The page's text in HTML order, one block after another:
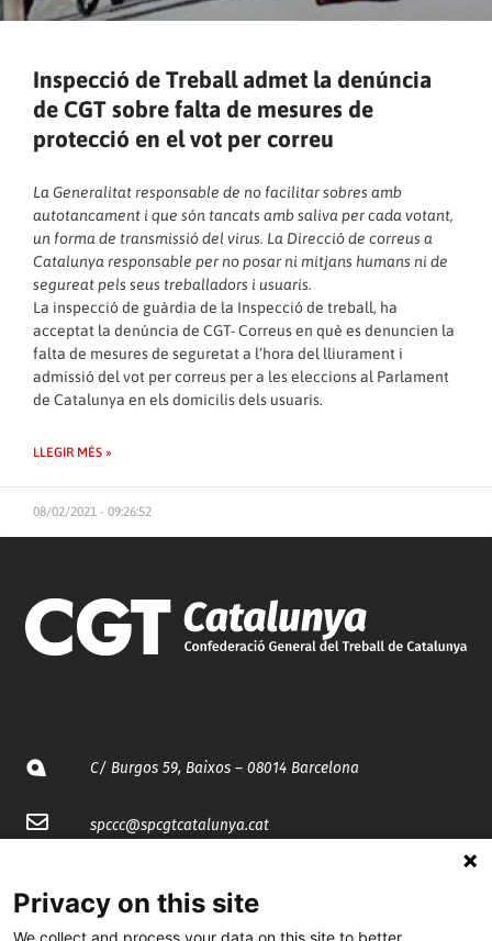
Inspecció de Treball admet la denúncia
de CGT sobre falta de mesures de
protecció en el vot per correu
La Generalitat responsable de no facilitar sobres amb
autotancament i que són tancats amb saliva per cada votant,
un forma de transmissió del virus. La Direcció de correus a
Catalunya responsable per no posar ni mitjans humans ni de
segureat pels seus treballadors i usuaris.
La inspecció de guàrdia de la Inspecció de treball, ha
acceptat la denúncia de CGT- Correus en què es denuncien la
falta de mesures de seguretat a l’hora del lliurament i
admissió del vot per correus per a les eleccions al Parlament
de Catalunya en els domicilis dels usuaris.
LLEGIR MÉS »
08/02/2021 - 09:26:52
C/ Burgos 59, Baixos – 08014 Barcelona
spccc@spcgtcatalunya.cat
Privacy on this site
We collect and process your data on this site to better